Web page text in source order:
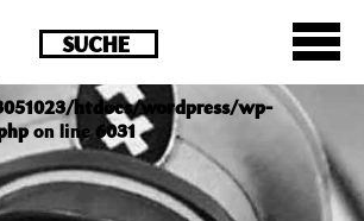
post_permalink ist seit
Verwende stattdessen
htdocs/wordpress/wp-
on line6031